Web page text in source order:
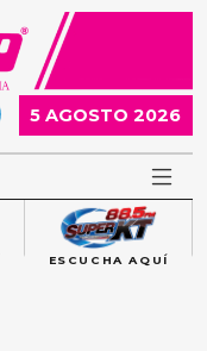
5 AGOSTO 2026
ESCUCHA AQUÍ